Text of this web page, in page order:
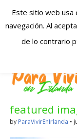
en
featured
by ParaVivirEnIrlanda •
Este sitio web usa
navegación. Al
de lo contrario